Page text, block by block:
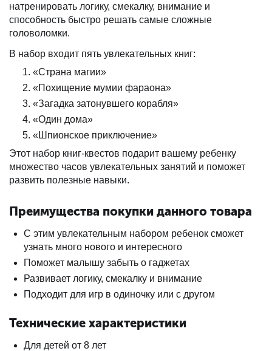
натренировать логику, смекалку, внимание и
способность быстро решать самые сложные
головоломки.
В набор входит пять увлекательных книг:
«Страна магии»
«Похищение мумии фараона»
«Загадка затонувшего корабля»
«Один дома»
«Шпионское приключение»
Этот набор книг-квестов подарит вашему ребенку
множество часов увлекательных занятий и поможет
развить полезные навыки.
Преимущества покупки данного товара
С этим увлекательным набором ребенок сможет
узнать много нового и интересного
Поможет малышу забыть о гаджетах
Развивает логику, смекалку и внимание
Подходит для игр в одиночку или с другом
Технические характеристики
Для детей от 8 лет